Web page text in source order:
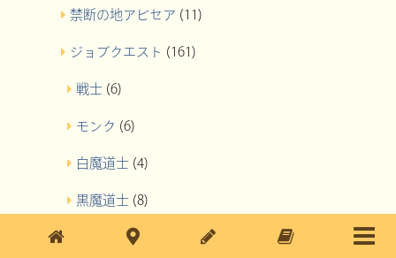
禁断の地アビセア (11)
ジョブクエスト (161)
戦士 (6)
モンク (6)
白魔道士 (4)
黒魔道士 (8)
赤魔道士(5)